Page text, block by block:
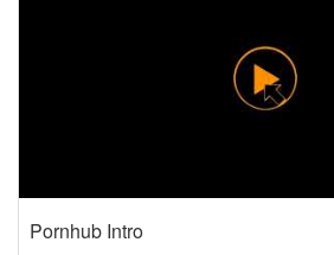
Pornhub Intro